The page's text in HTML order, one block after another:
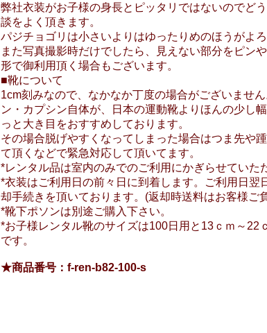
弊社衣装がお子様の身長とピッタリではないのでど
談をよく頂きます。
パジチョゴリは小さいよりはゆったりめのほうがよ
また写真撮影時だけでしたら、見えない部分をピン
形で御利用頂く場合もございます。
■靴について
1cm刻みなので、なかなか丁度の場合がございませ
ン・カプシン自体が、日本の運動靴よりほんの少し
っと大き目をおすすめしております。
その場合脱げやすくなってしまった場合はつま先や
て頂くなどで緊急対応して頂いてます。
*レンタル品は室内のみでのご利用にかぎらせていた
*衣装はご利用日の前々日に到着します。ご利用日翌
却手続きを頂いております。(返却時送料はお客様ご
*靴下ポソンは別途ご購入下さい。
*お子様レンタル靴のサイズは100日用と13ｃｍ～22
です。
★商品番号：f-ren-b82-100-s